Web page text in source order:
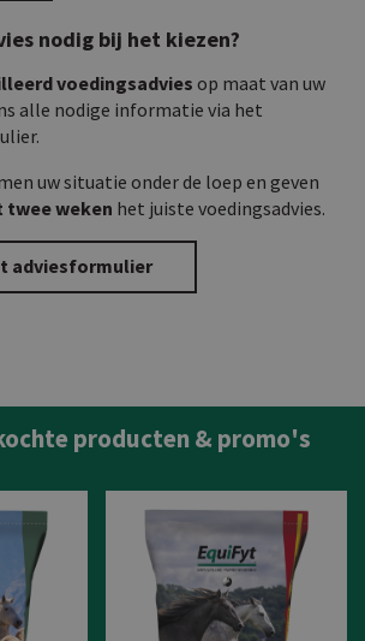
nodig bij het kiezen?
voedingsadviesop maat van uw
alle nodige informatie via het
uw situatie onder de loep en geven
twee weken het juiste voedingsadvies.
adviesformulier
producten & promo's